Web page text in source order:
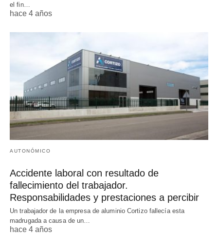
el fin…
hace 4 años
AUTONÓMICO
Accidente laboral con resultado de
fallecimiento del trabajador.
Responsabilidades y prestaciones a percibir
Un trabajador de la empresa de aluminio Cortizo fallecía esta
madrugada a causa de un…
hace 4 años